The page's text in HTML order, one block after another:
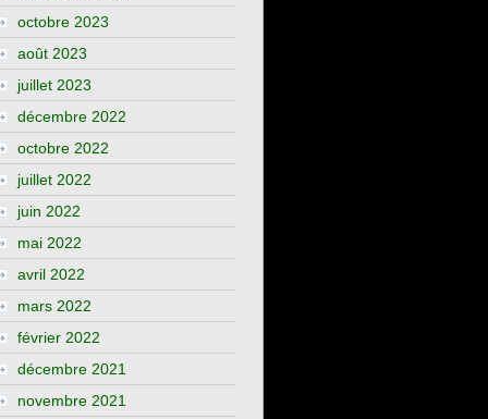
octobre 2023
août 2023
juillet 2023
décembre 2022
octobre 2022
juillet 2022
juin 2022
mai 2022
avril 2022
mars 2022
février 2022
décembre 2021
novembre 2021